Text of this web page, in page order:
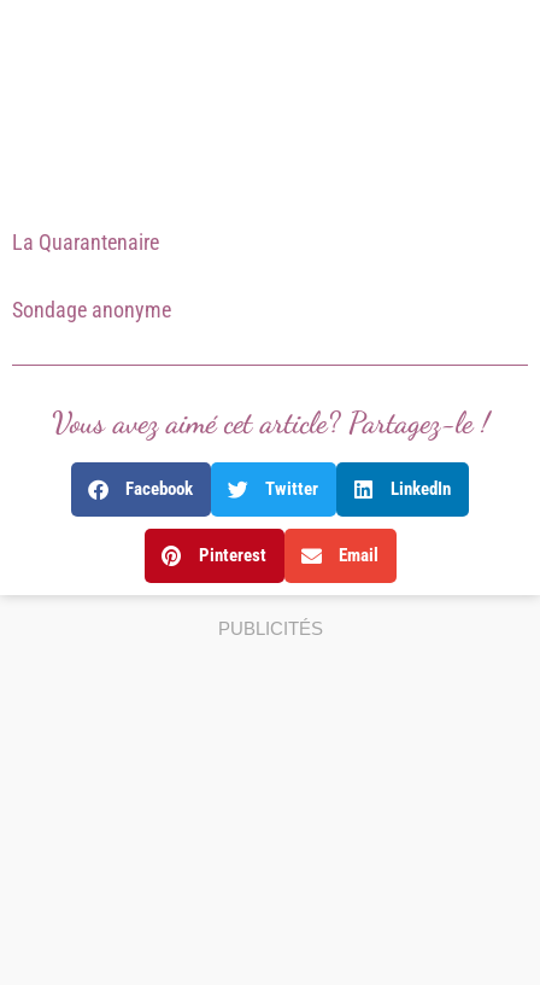
La Quarantenaire
Sondage anonyme
Vous avez aimé cet article? Partagez-le !
Facebook Twitter LinkedIn
Pinterest Email
PUBLICITÉS